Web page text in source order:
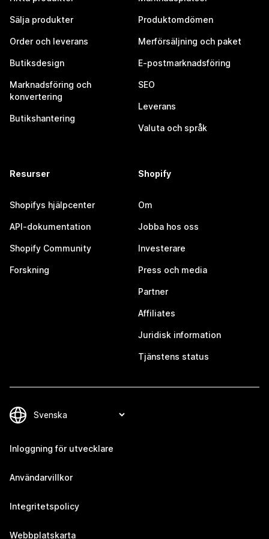
Sälja produkter
Order och leverans
Butiksdesign
Marknadsföring och
konvertering
Butikshantering
Produktomdömen
Merförsäljning och paket
E-postmarknadsföring
SEO
Leverans
Valuta och språk
Resurser
Shopifys hjälpcenter
API-dokumentation
Shopify Community
Forskning
Shopify
Om
Jobba hos oss
Investerare
Press och media
Partner
Affiliates
Juridisk information
Tjänstens status
Inloggning för utvecklare
Användarvillkor
Integritetspolicy
Webbplatskarta